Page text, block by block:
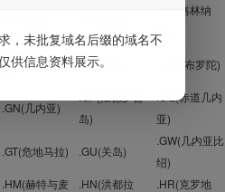
.GD(格林纳
达)
.GG(格恩西
.GH(加纳) .GI(直布罗陀)
.GN(几内亚)
岛)
.GQ(赤道几内
亚)
.GT(危地马拉) .GU(关岛)
.GW(几内亚比
绍)
.HM(赫特与麦
.HN(洪都拉
.HR(克罗地
，未批复域名后缀的域名不
供信息资料展示。